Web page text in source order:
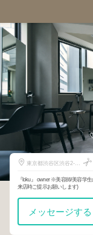
東京都渋谷区渋谷2-6-
『loku』 owner ※美容師/美容学生の方クーポンから更に20%OFF(ご予約時に記入+名刺,SNS,学生証などを
来店時ご提示お願いします)
メッセージする